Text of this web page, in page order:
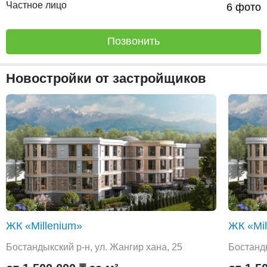
6 фото
Частное лицо Вчера
Позвонить
Новостройки от застройщиков
ЖК «Millenium»
Бостандыкский р-н, ул. Жангир хана, 25
ЖК